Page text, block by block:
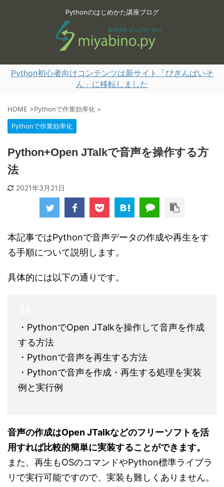
Pythonのはじめかた講座ブログ
Python初心者向けコンテンツは新サイト「びぎんぱいそ
ん」に移転しました
HOME >Pythonで作業効率化 >
Pythonで作業効率化
Python+Open JTalkで音声を操作する方
法
2021年3月21日
本記事ではPythonで音声データの作成や再生をす
る手順について説明します。
具体的には以下の通りです。
・PythonでOpen JTalkを操作して音声を作成
する方法
・Pythonで音声を再生する方法
・Pythonで音声を作成・再生する処理を実装
例と実行例
音声の作成はOpen JTalkなどのフリーソフトを活
用すれば比較的簡単に実装することができます。
また、再生もOSのコマンドやPython標準ライブラ
リで実行可能ですので、実装も難しくありません。